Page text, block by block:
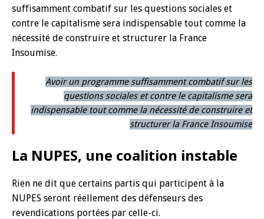
suffisamment combatif sur les questions sociales et
contre le capitalisme sera indispensable tout comme la
nécessité de construire et structurer la France
Insoumise.
Avoir un programme suffisamment combatif sur les
questions sociales et contre le capitalisme sera
indispensable tout comme la nécessité de construire et
structurer la France Insoumise
La NUPES, une coalition instable
Rien ne dit que certains partis qui participent à la
NUPES seront réellement des défenseurs des
revendications portées par celle-ci.